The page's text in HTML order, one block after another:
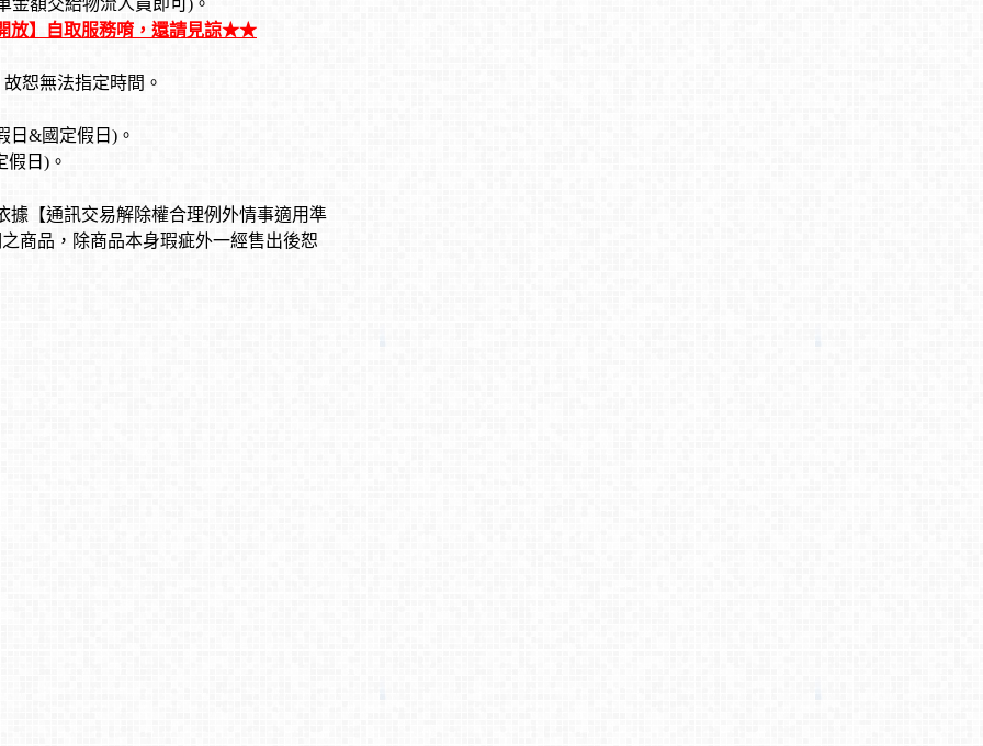
放】自取服務唷，還請見諒★★
恕無法指定時間 。
日&國定假日) 。
假日) 。
據【通訊交易解除權合理例外情事適用準
商品，除商品本身瑕疵外一經售出後恕